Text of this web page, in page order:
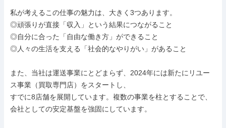
私が考えるこの仕事の魅力は、大きく3つあります。
◎頑張りが直接「収入」という結果につながること
◎自分に合った「自由な働き方」ができること
◎人々の生活を支える「社会的なやりがい」があること
また、当社は運送事業にとどまらず、2024年には新たにリユー
ス事業（買取専門店）をスタートし、
すでに8店舗を展開しています。複数の事業を柱とすることで、
会社としての安定基盤を強固にしています。